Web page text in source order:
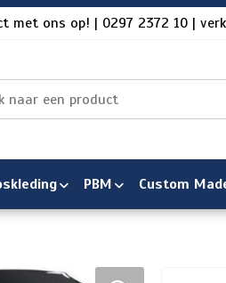
met ons op! | 0297 2372 10 |
PBM Custom